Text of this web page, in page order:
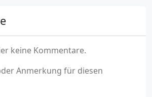
keine Kommentare.
Anmerkung für diesen